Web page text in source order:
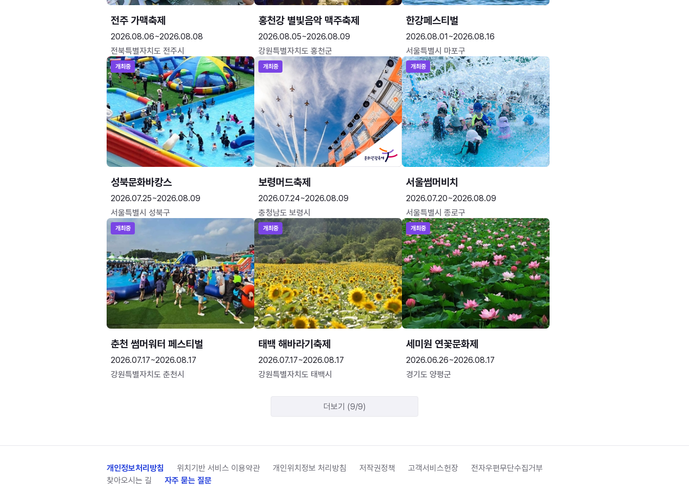
전주 가맥축제
2026.08.06~2026.08.08
전북특별자치도 전주시
홍천강 별빛음악 맥주축제
2026.08.05~2026.08.09
강원특별자치도 홍천군
한강페스티벌
2026.08.01~2026.08.16
서울특별시 마포구
개최중
성북문화바캉스
2026.07.25~2026.08.09
서울특별시 성북구
개최중
보령머드축제
2026.07.24~2026.08.09
충청남도 보령시
개최중
서울썸머비치
2026.07.20~2026.08.09
서울특별시 종로구
개최중
춘천 썸머워터 페스티벌
2026.07.17~2026.08.17
강원특별자치도 춘천시
개최중
태백 해바라기축제
2026.07.17~2026.08.17
강원특별자치도 태백시
개최중
세미원 연꽃문화제
2026.06.26~2026.08.17
경기도 양평군
더보기 (9/9)
개인정보처리방침 위치기반 서비스 이용약관 개인위치정보 처리방침 저작권정책 고객서비스헌장
전자우편무단수집거부
찾아오시는 길
자주 묻는 질문